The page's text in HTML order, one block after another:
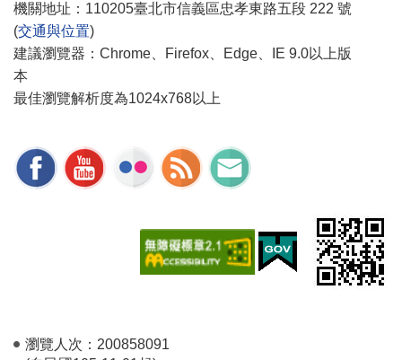
機關地址：110205臺北市信義區忠孝東路五段 222 號
(交通與位置)
建議瀏覽器：Chrome、Firefox、Edge、IE 9.0以上版
本
最佳瀏覽解析度為1024x768以上
瀏覽人次： 200858091